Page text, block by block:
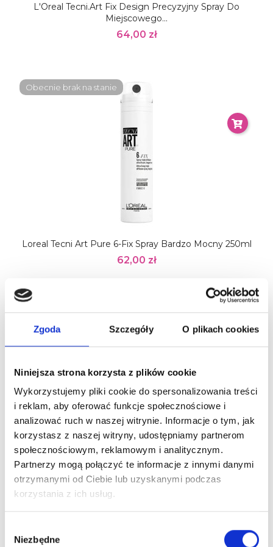
Zgoda Szczegóły O plikach cookies
Niniejsza strona korzysta z plików cookie
Wykorzystujemy pliki cookie do spersonalizowania treści
i reklam, aby oferować funkcje społecznościowe i
analizować ruch w naszej witrynie. Informacje o tym, jak
korzystasz z naszej witryny, udostępniamy partnerom
społecznościowym, reklamowym i analitycznym.
Partnerzy mogą połączyć te informacje z innymi danymi
otrzymanymi od Ciebie lub uzyskanymi podczas
korzystania z ich usług.
zgody
Niezbędne
L'Oreal Tecni.Art Fix Design Precyzyjny Spray Do
Miejscowego...
64,00 zł
Loreal Tecni Art Pure 6-Fix Spray Bardzo Mocny 250ml
62,00 zł
Obecnie brak na stanie
ARTEGO TOUCH HOT SHOT LAKIER DO WŁOSÓW
MOCNO UTRWALAJĄCY, MOC 4/5,...
57,90 zł
-38%